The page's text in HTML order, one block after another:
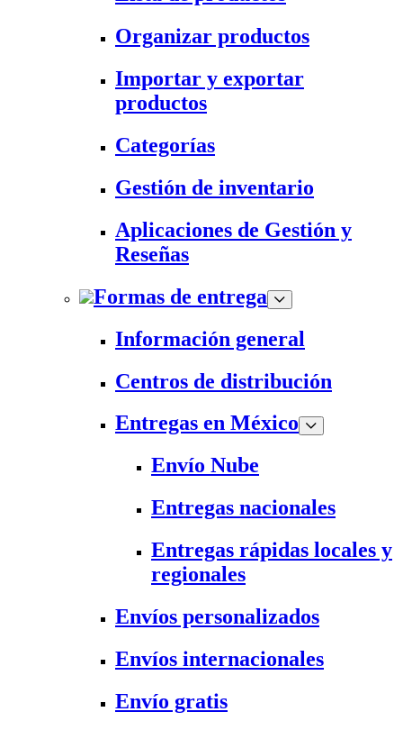
Organizar productos
Importar y exportar
productos
Categorías
Gestión de inventario
Aplicaciones de Gestión y
Reseñas
Formas de entrega
Información general
Centros de distribución
Entregas en México
Envío Nube
Entregas nacionales
Entregas rápidas locales y
regionales
Envíos personalizados
Envíos internacionales
Envío gratis